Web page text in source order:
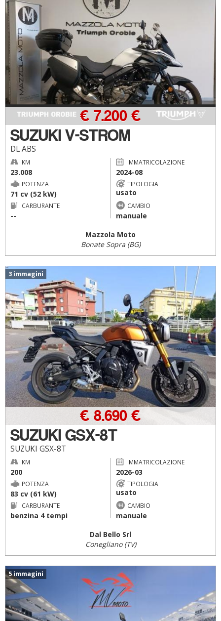
SUZUKI V-STROM
DL ABS
€ 7.200 €
KM
23.008
IMMATRICOLAZIONE
2024-08
POTENZA
71 cv (52 kW)
TIPOLOGIA
usato
CARBURANTE
--
CAMBIO
manuale
Mazzola Moto
Bonate Sopra (BG)
3 immagini
SUZUKI GSX-8T
SUZUKI GSX-8T
€ 8.690 €
KM
200
IMMATRICOLAZIONE
2026-03
POTENZA
83 cv (61 kW)
TIPOLOGIA
usato
CARBURANTE
benzina 4 tempi
CAMBIO
manuale
Dal Bello Srl
Conegliano (TV)
5 immagini